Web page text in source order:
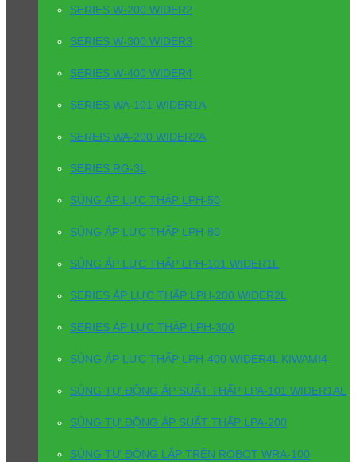
SERIES W-200 WIDER2
SERIES W-300 WIDER3
SERIES W-400 WIDER4
SERIES WA-101 WIDER1A
SEREIS WA-200 WIDER2A
SERIES RG-3L
SÚNG ÁP LỰC THẤP LPH-50
SÚNG ÁP LỰC THẤP LPH-80
SÚNG ÁP LỰC THẤP LPH-101 WIDER1L
SERIES ÁP LỰC THẤP LPH-200 WIDER2L
SERIES ÁP LỰC THẤP LPH-300
SÚNG ÁP LỰC THẤP LPH-400 WIDER4L KIWAMI4
SÚNG TỰ ĐỘNG ÁP SUẤT THẤP LPA-101 WIDER1AL
SÚNG TỰ ĐỘNG ÁP SUẤT THẤP LPA-200
SÚNG TỰ ĐỘNG LẮP TRÊN ROBOT WRA-100